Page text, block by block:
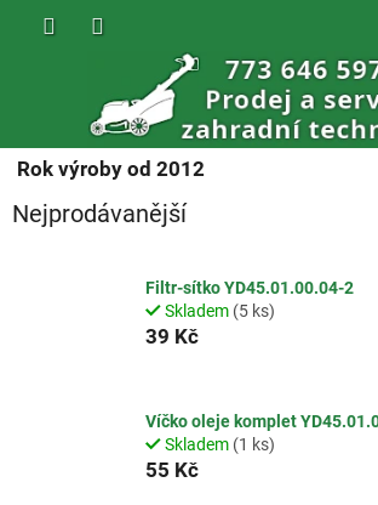
Rok výroby od 2012
Nejprodávanější
Filtr-sítko YD45.01.00.04-2
Skladem (5 ks)
39 Kč
Víčko oleje komplet
Skladem (1 ks)
55 Kč